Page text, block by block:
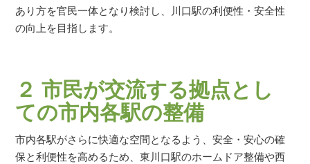
あり方を官民一体となり検討し、川口駅の利便性・安全性
の向上を目指します。
２ 市民が交流する拠点とし
ての市内各駅の整備
市内各駅がさらに快適な空間となるよう、安全・安心の確
保と利便性を高めるため、東川口駅のホームドア整備や西